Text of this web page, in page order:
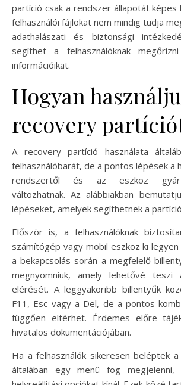
partíció csak a rendszer állapotát képes
felhasználói fájlokat nem mindig tudja
adathalászati és biztonsági
segíthet a felhasználóknak
információikat.
Hogyan
recovery
A recovery partíció használata
felhasználóbarát, de a pontos lépések a
rendszertől és az eszköz
változhatnak. Az alábbiakban
lépéseket, amelyek segíthetnek a
Először is, a felhasználóknak
számítógép vagy mobil eszköz ki legyen
a bekapcsolás során a megfelelő
megnyomniuk, amely lehetővé
elérését. A leggyakoribb billentyűk
F11, Esc vagy a Del, de a pontos
függően eltérhet. Érdemes előre
hivatalos dokumentációjában.
Ha a felhasználók sikeresen beléptek
általában egy menü fog megjelenni,